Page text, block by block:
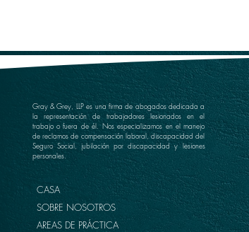
Gray & Grey, LLP es una firma de abogados dedicada a
la representación de trabajadores lesionados en el
trabajo o fuera de él. Nos especializamos en el manejo
de reclamos de compensación laboral, discapacidad del
Seguro Social, jubilación por discapacidad y lesiones
personales.
CASA
SOBRE NOSOTROS
AREAS DE PRÁCTICA